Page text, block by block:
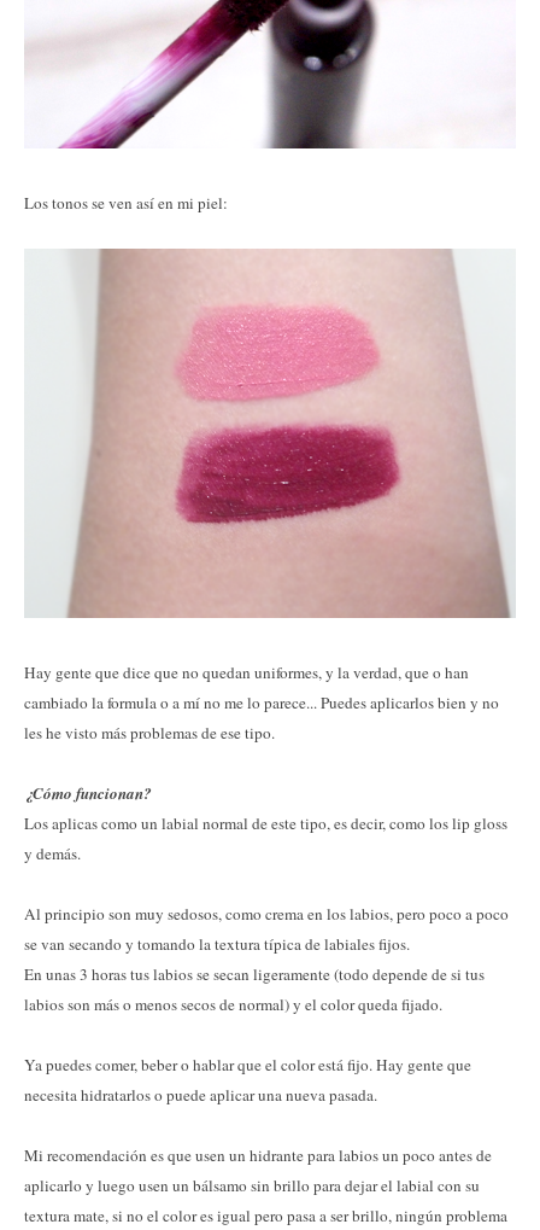
Los tonos se ven así en mi piel:
Hay gente que dice que no quedan uniformes, y la verdad, que o han
cambiado la formula o a mí no me lo parece... Puedes aplicarlos bien y no
les he visto más problemas de ese tipo.
¿Cómo funcionan?
Los aplicas como un labial normal de este tipo, es decir, como los lip gloss
y demás.
Al principio son muy sedosos, como crema en los labios, pero poco a poco
se van secando y tomando la textura típica de labiales fijos.
En unas 3 horas tus labios se secan ligeramente (todo depende de si tus
labios son más o menos secos de normal) y el color queda fijado.
Ya puedes comer, beber o hablar que el color está fijo. Hay gente que
necesita hidratarlos o puede aplicar una nueva pasada.
Mi recomendación es que usen un hidrante para labios un poco antes de
aplicarlo y luego usen un bálsamo sin brillo para dejar el labial con su
textura mate, si no el color es igual pero pasa a ser brillo, ningún problema